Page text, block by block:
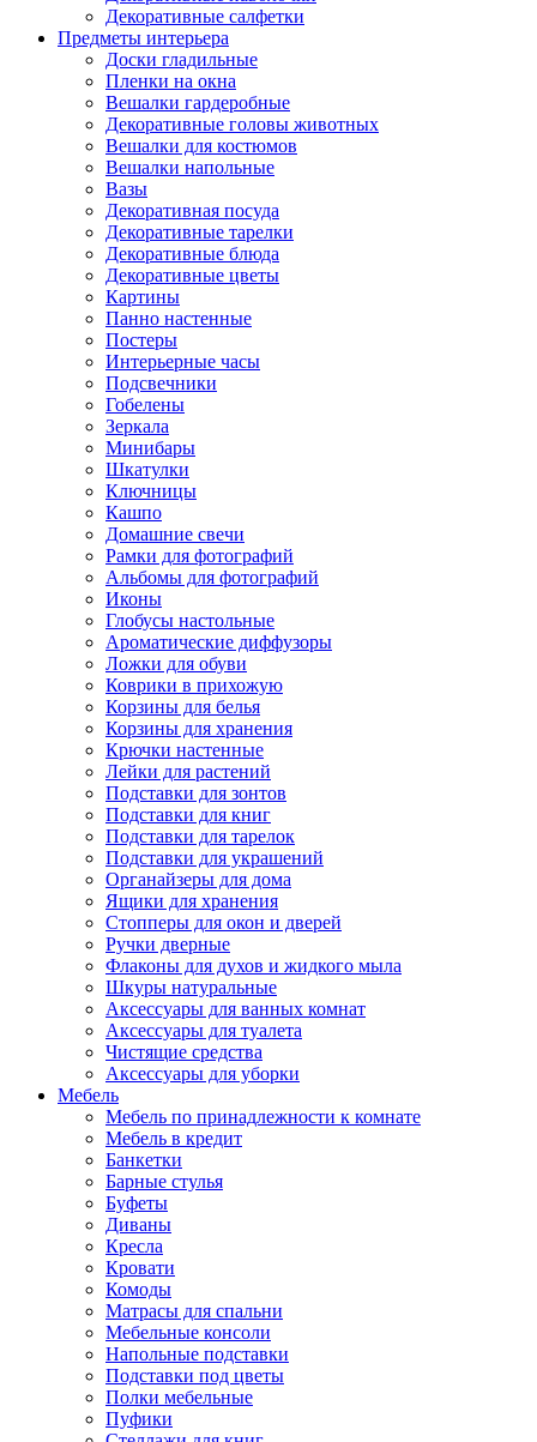
Декоративные салфетки
Предметы интерьера
Доски гладильные
Пленки на окна
Вешалки гардеробные
Декоративные головы животных
Вешалки для костюмов
Вешалки напольные
Вазы
Декоративная посуда
Декоративные тарелки
Декоративные блюда
Декоративные цветы
Картины
Панно настенные
Постеры
Интерьерные часы
Подсвечники
Гобелены
Зеркала
Минибары
Шкатулки
Ключницы
Кашпо
Домашние свечи
Рамки для фотографий
Альбомы для фотографий
Иконы
Глобусы настольные
Ароматические диффузоры
Ложки для обуви
Коврики в прихожую
Корзины для белья
Корзины для хранения
Крючки настенные
Лейки для растений
Подставки для зонтов
Подставки для книг
Подставки для тарелок
Подставки для украшений
Органайзеры для дома
Ящики для хранения
Стопперы для окон и дверей
Ручки дверные
Флаконы для духов и жидкого мыла
Шкуры натуральные
Аксессуары для ванных комнат
Аксессуары для туалета
Чистящие средства
Аксессуары для уборки
Мебель
Мебель по принадлежности к комнате
Мебель в кредит
Банкетки
Барные стулья
Буфеты
Диваны
Кресла
Кровати
Комоды
Матрасы для спальни
Мебельные консоли
Напольные подставки
Подставки под цветы
Полки мебельные
Пуфики